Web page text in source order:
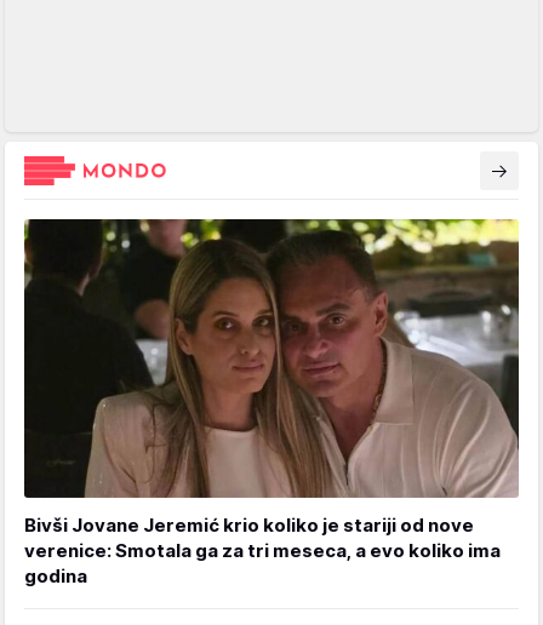
Bivši Jovane Jeremić krio koliko je stariji od nove
verenice: Smotala ga za tri meseca, a evo koliko ima
godina